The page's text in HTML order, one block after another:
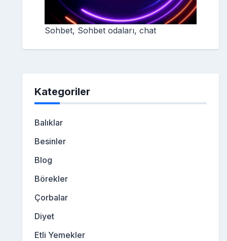
Sohbet, Sohbet odaları, chat
Kategoriler
Balıklar
Besinler
Blog
Börekler
Çorbalar
Diyet
Etli Yemekler